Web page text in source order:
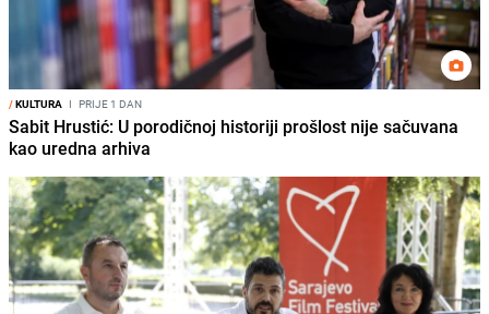
/KULTURA I PRIJE 1 DAN
Sabit Hrustić: U porodičnoj historiji prošlost nije sačuvana
kao uredna arhiva